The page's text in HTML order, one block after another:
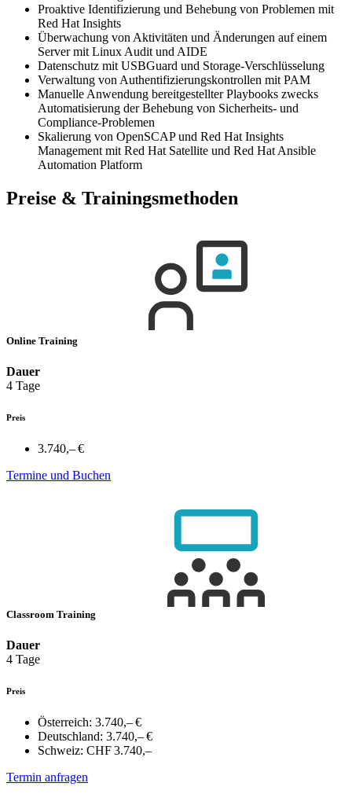
Proaktive Identifizierung und Behebung von Problemen mit
Red Hat Insights
Überwachung von Aktivitäten und Änderungen auf einem
Server mit Linux Audit und AIDE
Datenschutz mit USBGuard und Storage-Verschlüsselung
Verwaltung von Authentifizierungskontrollen mit PAM
Manuelle Anwendung bereitgestellter Playbooks zwecks
Automatisierung der Behebung von Sicherheits- und
Compliance-Problemen
Skalierung von OpenSCAP und Red Hat Insights
Management mit Red Hat Satellite und Red Hat Ansible
Automation Platform
Preise & Trainingsmethoden
Online Training
Dauer
4 Tage
Preis
3.740,– €
Termine und Buchen
Classroom Training
Dauer
4 Tage
Preis
Österreich: 3.740,– €
Deutschland: 3.740,– €
Schweiz: CHF 3.740,–
Termin anfragen